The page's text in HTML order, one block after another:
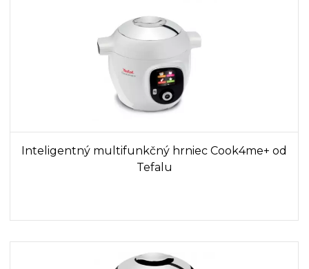
Inteligentný multifunkčný hrniec Cook4me+ od
Tefalu